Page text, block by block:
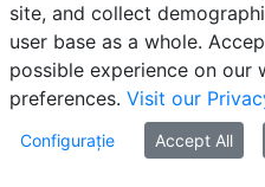
site, and collect
user base as a whole.
possible experience on our
preferences. Visit our
Configurație Accept All